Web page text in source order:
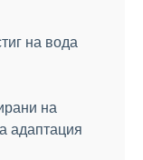
на вода
на
адаптация